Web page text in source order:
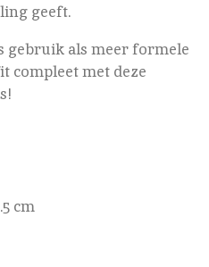
geeft.
gebruik als meer formele
compleet met deze
cm